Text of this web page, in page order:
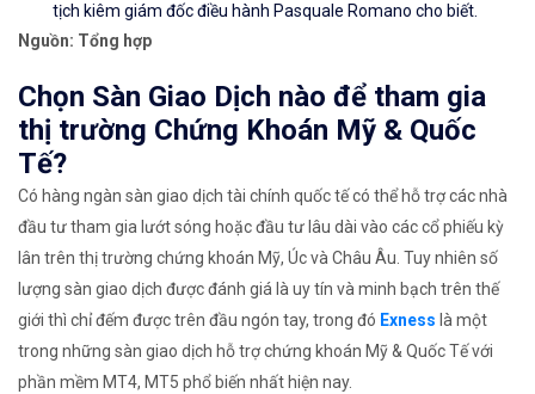
tịch kiêm giám đốc điều hành Pasquale Romano cho biết.
Nguồn: Tổng hợp
Chọn Sàn Giao Dịch nào để tham gia
thị trường Chứng Khoán Mỹ & Quốc
Tế?
Có hàng ngàn sàn giao dịch tài chính quốc tế có thể hỗ trợ các nhà
đầu tư tham gia lướt sóng hoặc đầu tư lâu dài vào các cổ phiếu kỳ
lân trên thị trường chứng khoán Mỹ, Úc và Châu Âu. Tuy nhiên số
lượng sàn giao dịch được đánh giá là uy tín và minh bạch trên thế
giới thì chỉ đếm được trên đầu ngón tay, trong đó Exness là một
trong những sàn giao dịch hỗ trợ chứng khoán Mỹ & Quốc Tế với
phần mềm MT4, MT5 phổ biến nhất hiện nay.